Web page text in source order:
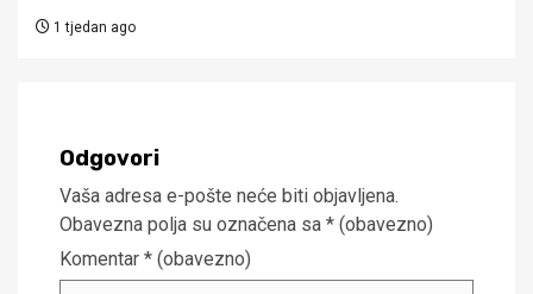
1 tjedan ago
Odgovori
Vaša adresa e-pošte neće biti objavljena.
Obavezna polja su označena sa * (obavezno)
Komentar * (obavezno)